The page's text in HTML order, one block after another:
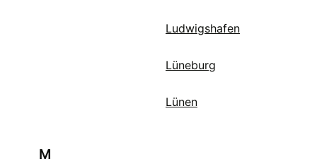
Ludwigshafen
Lüneburg
Lünen
M